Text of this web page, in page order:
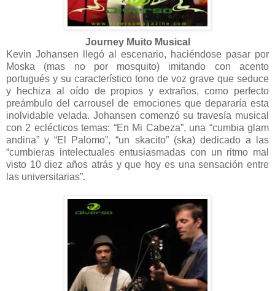
Journey Muito Musical
Kevin Johansen llegó al escenario, haciéndose pasar por
Moska (mas no por mosquito) imitando con acento
portugués y su característico tono de voz grave que seduce
y hechiza al oído de propios y extraños, como perfecto
preámbulo del carrousel de emociones que depararía esta
inolvidable velada. Johansen comenzó su travesía musical
con 2 eclécticos temas: “En Mi Cabeza”, una “cumbia glam
andina” y “El Palomo”, “un skacito” (ska) dedicado a las
“cumbieras intelectuales entusiasmadas con un ritmo mal
visto 10 diez años atrás y que hoy es una sensación entre
las universitarias”.